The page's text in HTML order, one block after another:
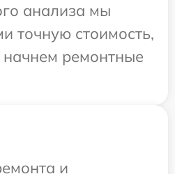
анализа мы
точную стоимость,
ремонтные
и